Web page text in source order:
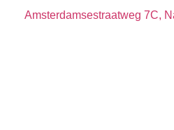
Amsterdamsestraatweg 7C,